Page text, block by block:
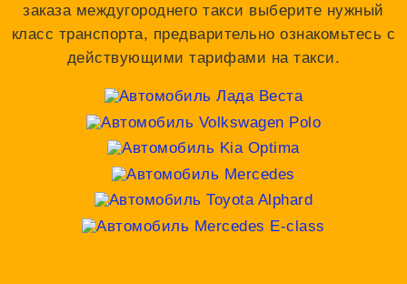
заказа междугороднего такси выберите нужный
класс транспорта, предварительно ознакомьтесь с
действующими тарифами на такси.